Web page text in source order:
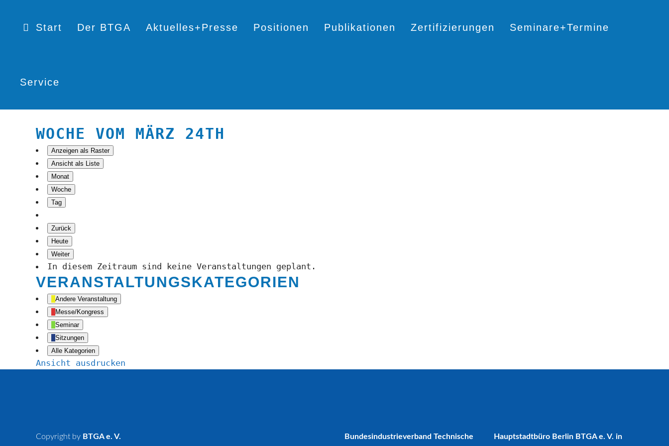
Start Der BTGA Aktuelles+Presse Positionen Publikationen Zertifizierungen Seminare+Termine
Service
WOCHE VOM MÄRZ 24TH
Anzeigen als Raster
Ansicht als Liste
Monat
Woche
Tag
Zurück
Heute
Weiter
In diesem Zeitraum sind keine Veranstaltungen geplant.
VERANSTALTUNGSKATEGORIEN
Andere Veranstaltung
Messe/Kongress
Seminar
Sitzungen
Alle Kategorien
Ansicht ausdrucken
Copyright by BTGA e. V.
Bundesindustrieverband Technische
Hauptstadtbüro Berlin BTGA e. V. in